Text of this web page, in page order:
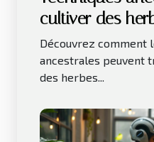
cultiver des
en intérieur
Découvrez comment
ancestrales peuvent
des herbes...